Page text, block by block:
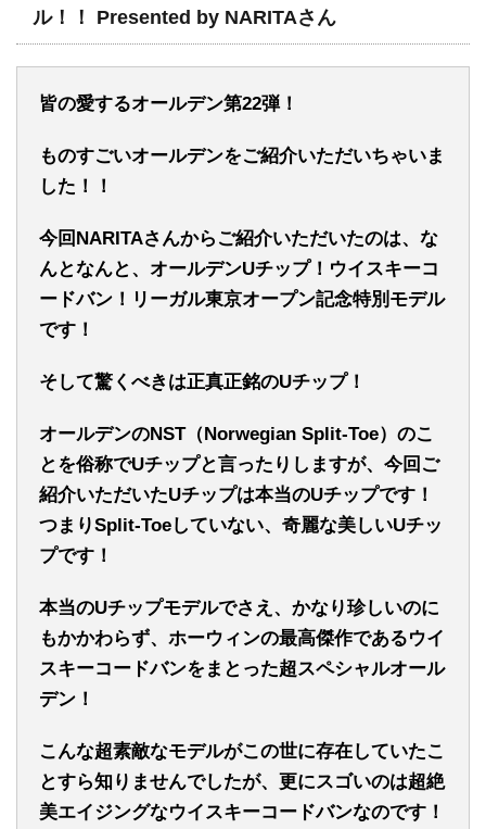
ル！！ Presented by NARITAさん
皆の愛するオールデン第22弾！
ものすごいオールデンをご紹介いただいちゃいま
した！！
今回NARITAさんからご紹介いただいたのは、な
んとなんと、オールデンUチップ！ウイスキーコ
ードバン！リーガル東京オープン記念特別モデル
です！
そして驚くべきは正真正銘のUチップ！
オールデンのNST（Norwegian Split-Toe）のこ
とを俗称でUチップと言ったりしますが、今回ご
紹介いただいたUチップは本当のUチップです！
つまりSplit-Toeしていない、奇麗な美しいUチッ
プです！
本当のUチップモデルでさえ、かなり珍しいのに
もかかわらず、ホーウィンの最高傑作であるウイ
スキーコードバンをまとった超スペシャルオール
デン！
こんな超素敵なモデルがこの世に存在していたこ
とすら知りませんでしたが、更にスゴいのは超絶
美エイジングなウイスキーコードバンなのです！